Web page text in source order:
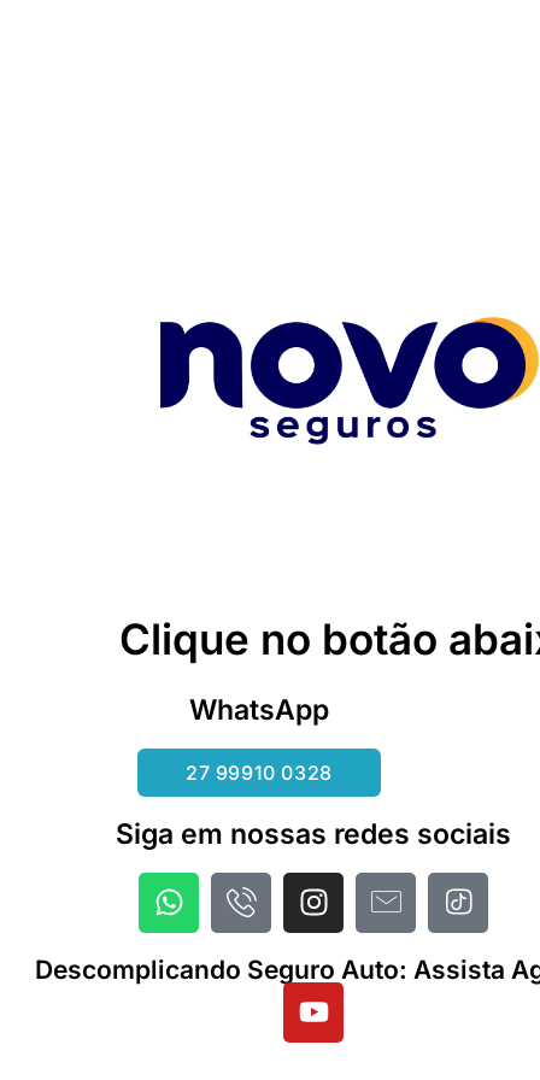
Clique no botão
WhatsApp
27 99910 0328
Siga em nossas redes sociais
Descomplicando Seguro Auto: Assista